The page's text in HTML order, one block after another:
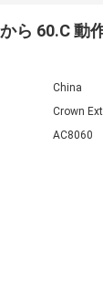
ら 60.C 動
China
Crown
AC8060